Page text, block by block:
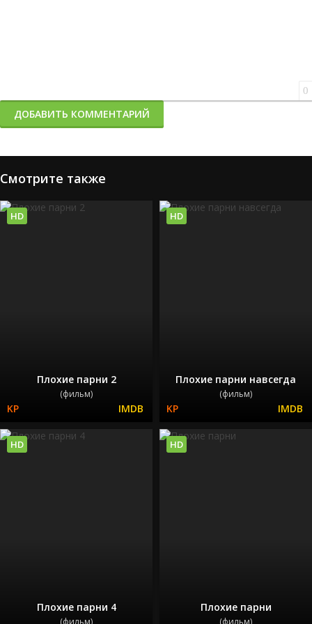
0
ДОБАВИТЬ КОММЕНТАРИЙ
Смотрите также
Плохие парни 2
(фильм)
HD
Плохие парни навсегда
(фильм)
HD
Плохие парни 4
(фильм)
HD
Плохие парни
(фильм)
HD